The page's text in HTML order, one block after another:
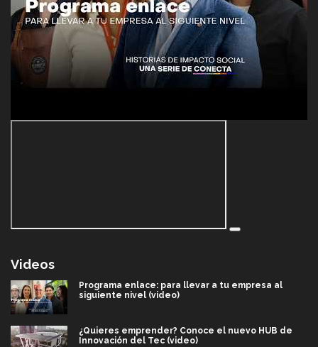
Videos
Programa enlace: para llevar a tu empresa al
siguiente nivel (video)
¿Quieres emprender? Conoce el nuevo HUB de
Innovación del Tec (video)